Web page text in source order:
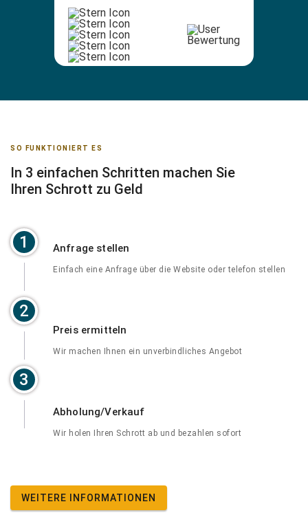
SO FUNKTIONIERT ES
In 3 einfachen Schritten machen Sie
Ihren Schrott zu Geld
1
2
3
Anfrage stellen
Einfach eine Anfrage über die Website oder telefon stellen
Preis ermitteln
Wir machen Ihnen ein unverbindliches Angebot
Abholung/Verkauf
Wir holen Ihren Schrott ab und bezahlen sofort
WEITERE INFORMATIONEN